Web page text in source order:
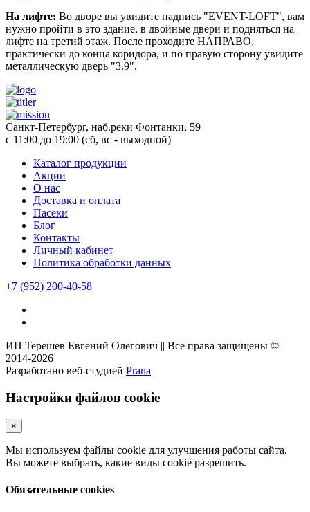
На лифте: Во дворе вы увидите надпись "EVENT-LOFT", вам
нужно пройти в это здание, в двойные двери и подняться на
лифте на третий этаж. После проходите НАПРАВО,
практически до конца коридора, и по правую сторону увидите
металлическую дверь "3.9".
Санкт-Петербург, наб.реки Фонтанки, 59
с 11:00 до 19:00 (сб, вс - выходной)
Каталог продукции
Акции
О нас
Доставка и оплата
Пасеки
Блог
Контакты
Личный кабинет
Политика обработки данных
+7 (952) 200-40-58
ИП Терешев Евгений Олегович || Все права защищены ©
2014-2026
Разработано веб-студией Prana
Настройки файлов cookie
×
Мы используем файлы cookie для улучшения работы сайта.
Вы можете выбрать, какие виды cookie разрешить.
Обязательные cookies